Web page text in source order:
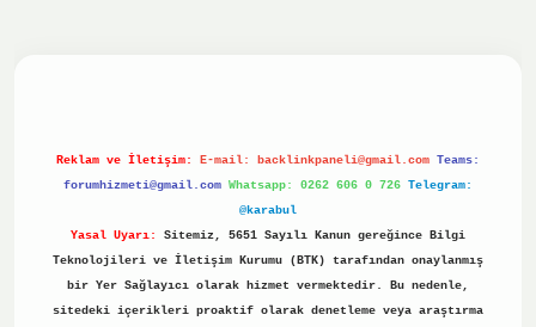
Reklam ve İletişim: E-mail: backlinkpaneli@gmail.com Teams:
forumhizmeti@gmail.com Whatsapp: 0262 606 0 726 Telegram:
@karabul
Yasal Uyarı:
Sitemiz, 5651 Sayılı Kanun gereğince Bilgi
Teknolojileri ve İletişim Kurumu (BTK) tarafından onaylanmış
bir Yer Sağlayıcı olarak hizmet vermektedir. Bu nedenle,
sitedeki içerikleri proaktif olarak denetleme veya araştırma